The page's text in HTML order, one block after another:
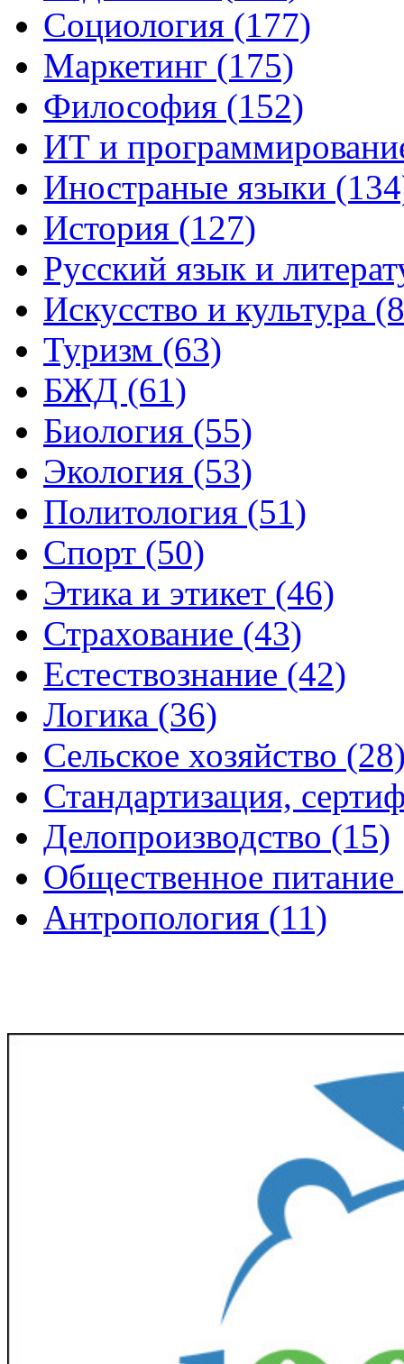
Социология (177)
Маркетинг (175)
Философия (152)
ИТ и
Иностраные языки
История (127)
Русский язык и
Искусство и культура
Туризм (63)
БЖД (61)
Биология (55)
Экология (53)
Политология (51)
Спорт (50)
Этика и этикет (46)
Страхование (43)
Естествознание (42)
Логика (36)
Сельское хозяйство
Стандартизация,
Делопроизводство (15)
Общественное
Антропология (11)